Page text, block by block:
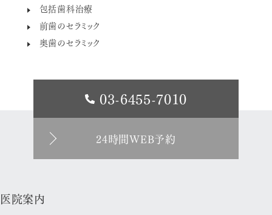
包括歯科治療
前歯のセラミック
奥歯のセラミック
03-6455-7010
24時間WEB予約
医院案内